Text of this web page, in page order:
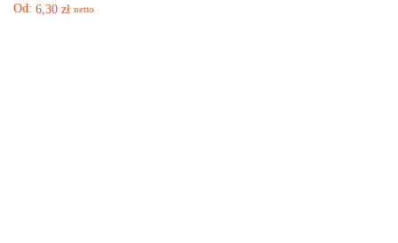
Od: 6,30 zł netto